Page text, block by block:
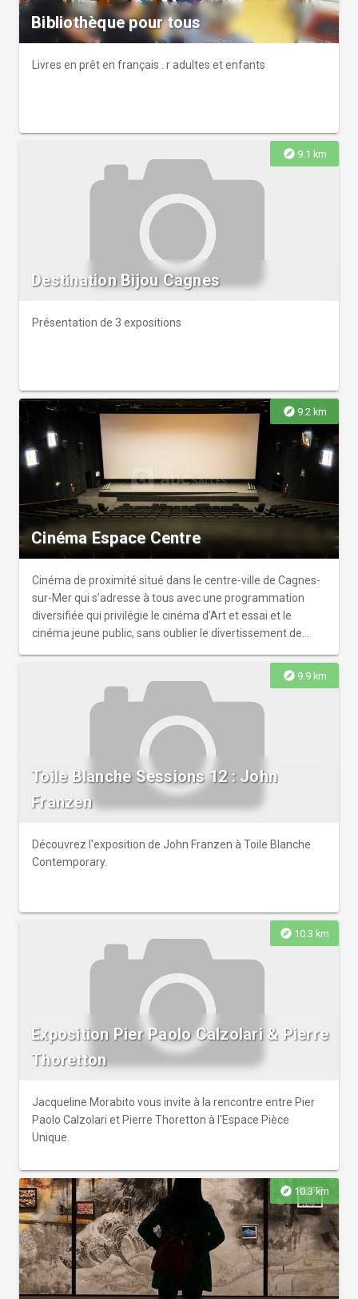
Bibliothèque pour tous
Livres en prêt en français . r adultes et enfants
explore 9.1 km
Destination Bijou Cagnes
Présentation de 3 expositions
explore 9.2 km
Cinéma Espace Centre
Cinéma de proximité situé dans le centre-ville de Cagnes-
sur-Mer qui s’adresse à tous avec une programmation
diversifiée qui privilégie le cinéma d’Art et essai et le
cinéma jeune public, sans oublier le divertissement de
explore 9.9 km
Toile Blanche Sessions 12 : John
Franzen
Découvrez l'exposition de John Franzen à Toile Blanche
Contemporary.
explore 10.3 km
Exposition Pier Paolo Calzolari & Pierre
Thoretton
Jacqueline Morabito vous invite à la rencontre entre Pier
Paolo Calzolari et Pierre Thoretton à l'Espace Pièce
Unique.
explore 10.3 km